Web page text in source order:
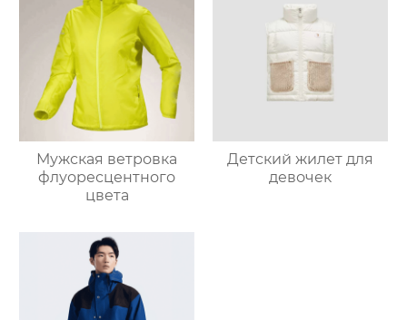
Мужская ветровка
флуоресцентного
цвета
Детский жилет для
девочек